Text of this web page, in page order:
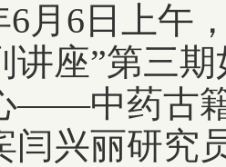
6月6日上午
讲座”第三
——中药古
闫兴丽研究